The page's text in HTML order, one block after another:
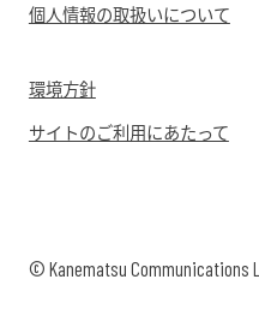
個人情報の取扱いについて
環境方針
サイトのご利用にあたって
© Kanematsu Communications